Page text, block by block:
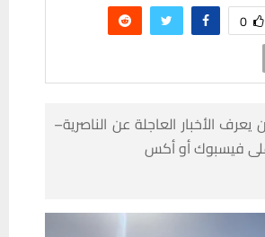
0
الأخبار العاجلة عن الناصرية–
على فيسبوك أو أكس